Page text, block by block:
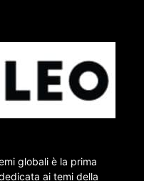
globali è la prima
ai temi della